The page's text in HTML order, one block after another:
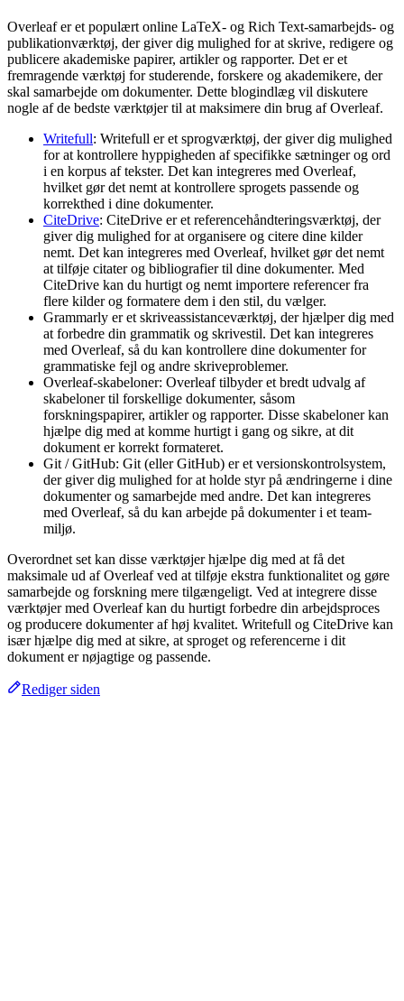
Overleaf er et populært online LaTeX- og Rich Text-samarbejds- og
publikationværktøj, der giver dig mulighed for at skrive, redigere og
publicere akademiske papirer, artikler og rapporter. Det er et
fremragende værktøj for studerende, forskere og akademikere, der
skal samarbejde om dokumenter. Dette blogindlæg vil diskutere
nogle af de bedste værktøjer til at maksimere din brug af Overleaf.
Writefull: Writefull er et sprogværktøj, der giver dig mulighed
for at kontrollere hyppigheden af specifikke sætninger og ord
i en korpus af tekster. Det kan integreres med Overleaf,
hvilket gør det nemt at kontrollere sprogets passende og
korrekthed i dine dokumenter.
CiteDrive: CiteDrive er et referencehåndteringsværktøj, der
giver dig mulighed for at organisere og citere dine kilder
nemt. Det kan integreres med Overleaf, hvilket gør det nemt
at tilføje citater og bibliografier til dine dokumenter. Med
CiteDrive kan du hurtigt og nemt importere referencer fra
flere kilder og formatere dem i den stil, du vælger.
Grammarly er et skriveassistanceværktøj, der hjælper dig med
at forbedre din grammatik og skrivestil. Det kan integreres
med Overleaf, så du kan kontrollere dine dokumenter for
grammatiske fejl og andre skriveproblemer.
Overleaf-skabeloner: Overleaf tilbyder et bredt udvalg af
skabeloner til forskellige dokumenter, såsom
forskningspapirer, artikler og rapporter. Disse skabeloner kan
hjælpe dig med at komme hurtigt i gang og sikre, at dit
dokument er korrekt formateret.
Git / GitHub: Git (eller GitHub) er et versionskontrolsystem,
der giver dig mulighed for at holde styr på ændringerne i dine
dokumenter og samarbejde med andre. Det kan integreres
med Overleaf, så du kan arbejde på dokumenter i et team-
miljø.
Overordnet set kan disse værktøjer hjælpe dig med at få det
maksimale ud af Overleaf ved at tilføje ekstra funktionalitet og gøre
samarbejde og forskning mere tilgængeligt. Ved at integrere disse
værktøjer med Overleaf kan du hurtigt forbedre din arbejdsproces
og producere dokumenter af høj kvalitet. Writefull og CiteDrive kan
især hjælpe dig med at sikre, at sproget og referencerne i dit
dokument er nøjagtige og passende.
Rediger siden